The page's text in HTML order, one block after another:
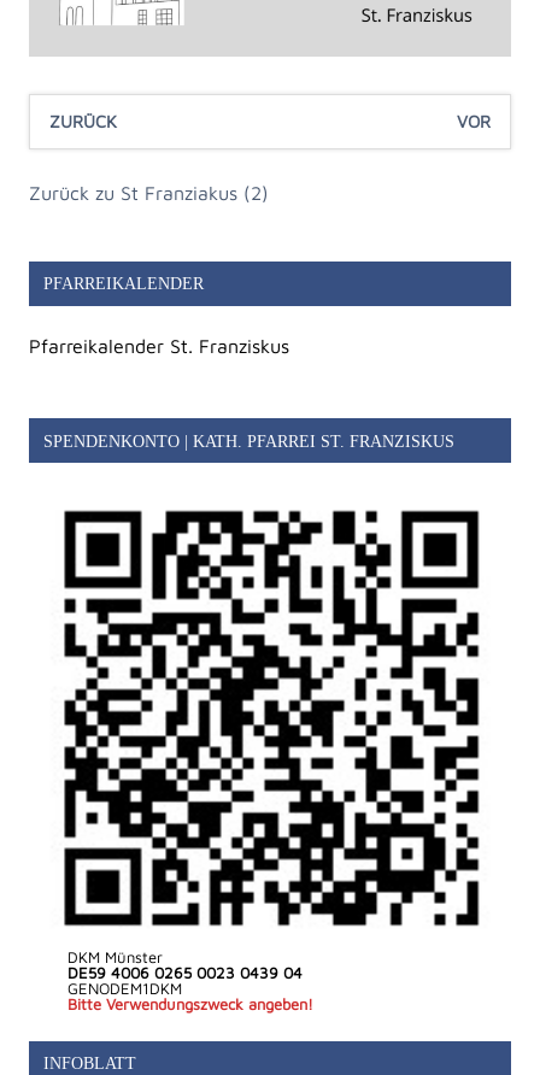
ZURÜCK VOR
Zurück zu St Franziakus (2)
PFARREIKALENDER
Pfarreikalender St. Franziskus
SPENDENKONTO | KATH. PFARREI ST. FRANZISKUS
DKM Münster
DE59 4006 0265 0023 0439 04
GENODEM1DKM
Bitte Verwendungszweck angeben!
INFOBLATT